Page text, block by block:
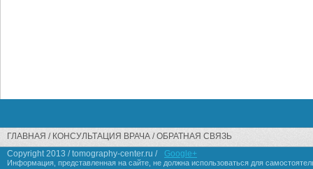
ГЛАВНАЯ КОНСУЛЬТАЦИЯ ВРАЧА
ОБРАТНАЯ СВЯЗЬ
Copyright 2013 / tomography-center.ru /
Google+
Информация, представленная на сайте, не должна использоваться для